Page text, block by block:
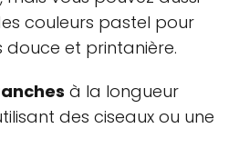
couleurs pastel pour
et printanière.
à la longueur
des ciseaux ou une